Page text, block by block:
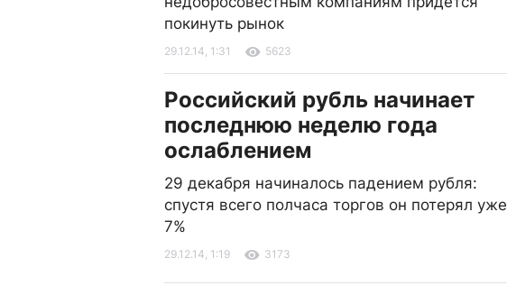
покинуть рынок
29.12.14, 1:31 5623
Российский рубль начинает
последнюю неделю года
ослаблением
29 декабря начиналось падением рубля:
спустя всего полчаса торгов он потерял уже
7%
29.12.14, 1:19 3173